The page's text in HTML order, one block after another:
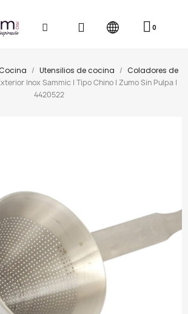
Utensilios de cocina
Coladores de
Inox Sammic | Tipo Chino | Zumo Sin Pulpa |
4420522